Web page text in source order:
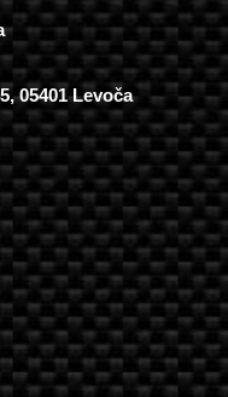
05401 Levoča